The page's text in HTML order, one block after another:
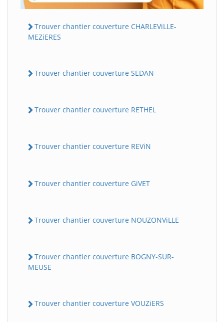
Trouver chantier couverture CHARLEViLLE-
MEZiERES
Trouver chantier couverture SEDAN
Trouver chantier couverture RETHEL
Trouver chantier couverture REViN
Trouver chantier couverture GiVET
Trouver chantier couverture NOUZONViLLE
Trouver chantier couverture BOGNY-SUR-
MEUSE
Trouver chantier couverture VOUZiERS